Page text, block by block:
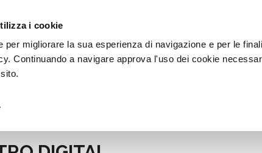
i cookie
per migliorare la sua esperienza di navigazione e per le
Continuando a navigare approva l'uso dei cookie